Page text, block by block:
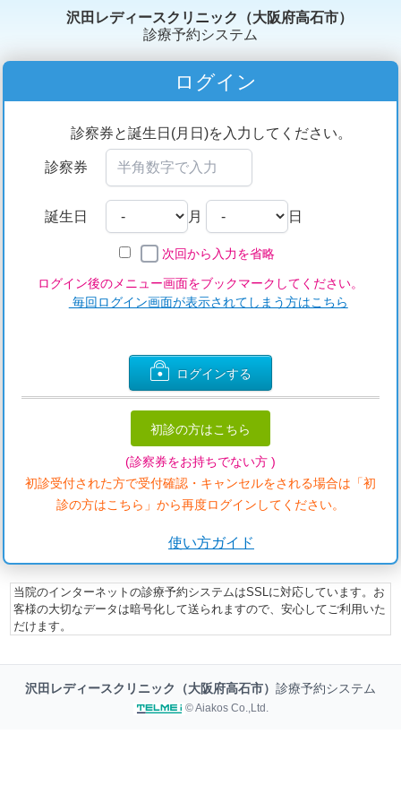
沢田レディースクリニック（大阪府高石市）
診療予約システム
ログイン
診察券と誕生日(月日)を入力してください。
診察券
誕生日 月 日
次回から入力を省略
ログイン後のメニュー画面をブックマークしてください。
毎回ログイン画面が表示されてしまう方はこちら
ログインする
初診の方はこちら
(診察券をお持ちでない方 )
初診受付された方で受付確認・キャンセルをされる場合は「初
診の方はこちら」から再度ログインしてください。
使い方ガイド
当院のインターネットの診療予約システムはSSLに対応しています。お
客様の大切なデータは暗号化して送られますので、安心してご利用いた
だけます。
沢田レディースクリニック（大阪府高石市） 診療予約システム
© Aiakos Co.,Ltd.